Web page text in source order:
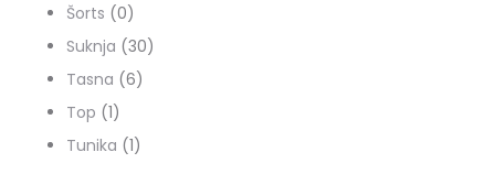
proizvoda
Šorts 00
proizvoda
Suknja 3030
Tasna 66
Top 11
proizvod
Tunika 11